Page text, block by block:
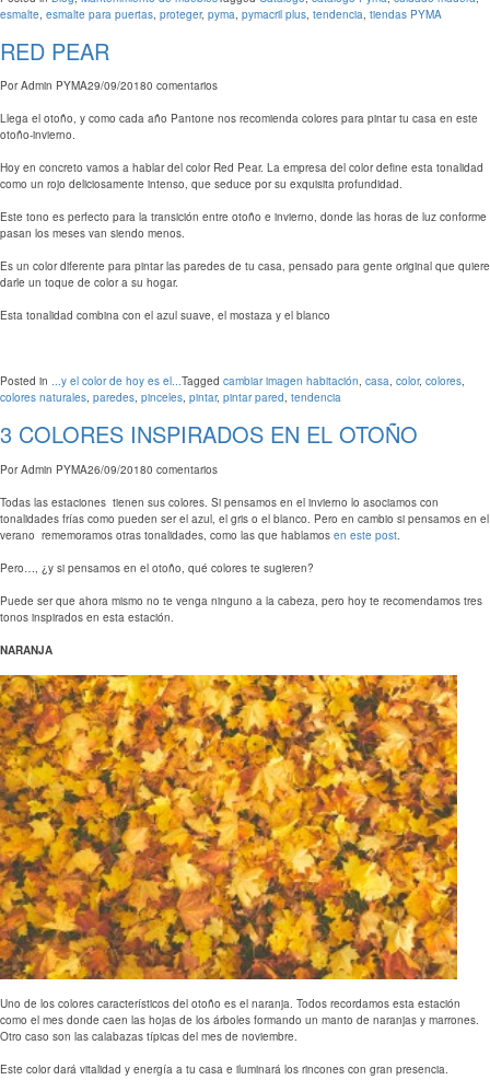
esmalte esmalte para puertas proteger, pyma pymacril plus tendencia tiendas PYMA
RED PEAR
PorAdmin PYMA29/09/20180 comentarios
Llega el otoño, y como cada año Pantone nos recomienda colores para pintar tu casa en este
otoño-invierno.
Hoy en concreto vamos a hablar del color Red Pear. La empresa del color define esta tonalidad
como un rojo deliciosamente intenso, que seduce por su exquisita profundidad.
Este tono es perfecto para la transición entre otoño e invierno, donde las horas de luz conforme
pasan los meses van siendo menos.
Es un color diferente para pintar las paredes de tu casa, pensado para gente original que quiere
darle un toque de color a su hogar.
Esta tonalidad combina con el azul suave, el mostaza y el blanco
Posted in ...y el color de hoy es el...Tagged cambiar imagen habitación, casa, color, colores,
colores naturales, paredes, pinceles, pintar, pintar pared, tendencia
3 COLORES INSPIRADOS EN EL OTOÑO
PorAdmin PYMA26/09/20180 comentarios
Todas las estaciones tienen sus colores. Si pensamos en el invierno lo asociamos con
tonalidades frías como pueden ser el azul, el gris o el blanco. Pero en cambio si pensamos en el
verano rememoramos otras tonalidades, como las que hablamos en este post
Pero…, ¿y si pensamos en el otoño, qué colores te sugieren?
Puede ser que ahora mismo no te venga ninguno a la cabeza, pero hoy te recomendamos tres
tonos inspirados en esta estación.
NARANJA
Uno de los colores característicos del otoño es el naranja. Todos recordamos esta estación
como el mes donde caen las hojas de los árboles formando un manto de naranjas y marrones.
Otro caso son las calabazas típicas del mes de noviembre.
Este color dará vitalidad y energía a tu casa e iluminará los rincones con gran presencia.